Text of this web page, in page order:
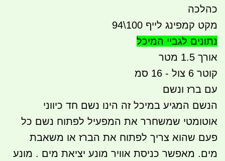
כהלכה
מקט קמפינג לייף 100\94
נתונים לגביי המיכל
אורך 1.5 מטר
קוטר 6 צול - 16 סמ
עם ברז ונשם
הנשם המגיע במיכל זה הינו נשם חד כיווני
אוטומטי שמשחרר את המפעיל לפתוח נשם כל
פעם שהוא צריך לפתוח את הברז או משאבת
מים. מאפשר כניסת אוויר מונע יציאת מים . מונע